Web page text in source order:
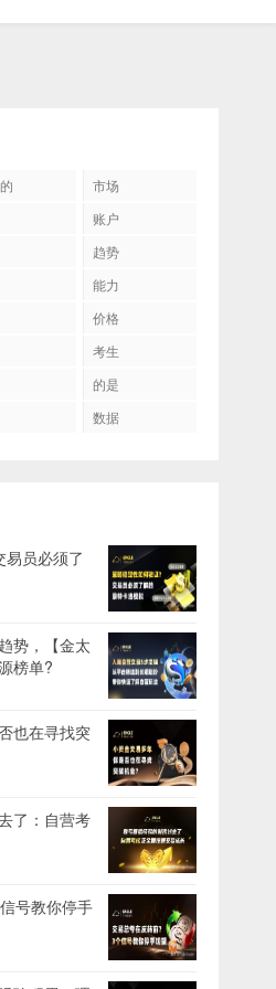
市场
账户
趋势
能力
价格
考生
的是
数据
员必须了
势，【金太
榜单?
也在寻找突
了：自营考
号教你停手